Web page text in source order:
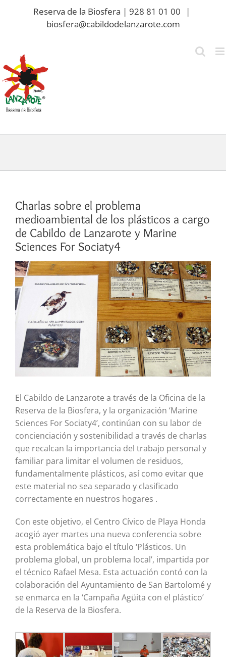
Reserva de la Biosfera | 928 81 01 00
|
biosfera@cabildodelanzarote.com
Charlas sobre el problema
medioambiental de los plásticos a cargo
de Cabildo de Lanzarote y Marine
Sciences For Sociaty4
Ver
imagen
más
grande
El Cabildo de ‪‎Lanzarote‬ a través de la Oficina de la
Reserva de la Biosfera, y la organización ‘Marine
Sciences For Sociaty4’, continúan con su labor de
concienciación y sostenibilidad a través de charlas
que recalcan la importancia del trabajo personal y
familiar para limitar el volumen de residuos,
fundamentalmente plásticos, así como evitar que
este material no sea separado y clasificado
correctamente en nuestros hogares .
Con este objetivo, el Centro Cívico de Playa Honda
acogió ayer martes una nueva conferencia sobre
esta problemática bajo el título ‘Plásticos. Un
problema global, un problema local’, impartida por
el técnico Rafael Mesa. Esta actuación contó con la
colaboración del Ayuntamiento de San Bartolomé y
se enmarca en la ‘Campaña Agüita con el plástico’
de la Reserva de la Biosfera.